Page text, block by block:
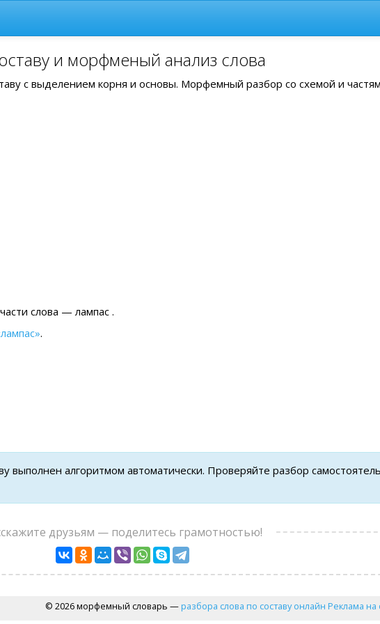
и морфменый анализ слова
с выделением корня и основы. Морфемный разбор со схемой и
слова — лампас .
.
выполнен алгоритмом автоматически. Проверяйте разбор
друзьям — поделитесь грамотностью!
© 2026 морфемный словарь —разбора слова по составу онлайн Реклама на